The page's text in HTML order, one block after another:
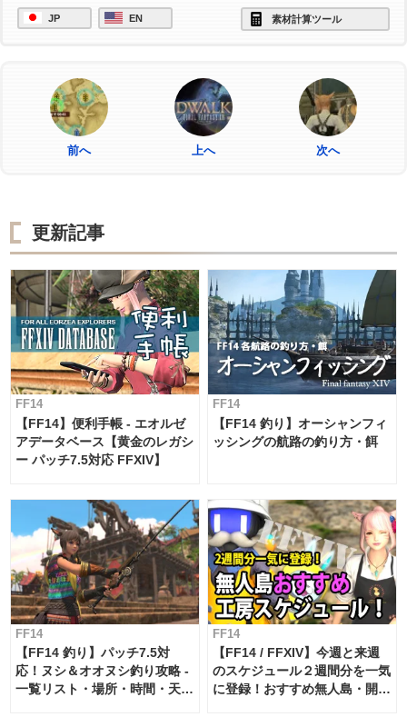
JP EN 素材計算ツール
前へ 上へ 次へ
更新記事
FF14
【FF14】便利手帳 - エオルゼ
アデータベース【黄金のレガシ
ー パッチ7.5対応 FFXIV】
FF14
【FF14 釣り】オーシャンフィ
ッシングの航路の釣り方・餌
FF14
【FF14 釣り】パッチ7.5対
応！ヌシ＆オオヌシ釣り攻略 -
一覧リスト・場所・時間・天
FF14
【FF14 / FFXIV】今週と来週
のスケジュール２週間分を一気
に登録！おすすめ無人島・開拓